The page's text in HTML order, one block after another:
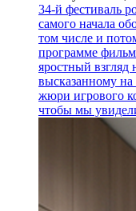
34-й фестиваль
самого начала
том числе и
программе
яростный взгляд
высказанному
жюри игрового
чтобы мы